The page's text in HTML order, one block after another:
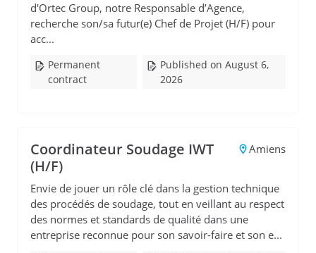
d'Ortec Group, notre Responsable d’Agence,
recherche son/sa futur(e) Chef de Projet (H/F) pour
acc...
Permanent
contract
Published on August 6,
2026
Coordinateur Soudage IWT
(H/F)
Amiens
Envie de jouer un rôle clé dans la gestion technique
des procédés de soudage, tout en veillant au respect
des normes et standards de qualité dans une
entreprise reconnue pour son savoir-faire et son e...